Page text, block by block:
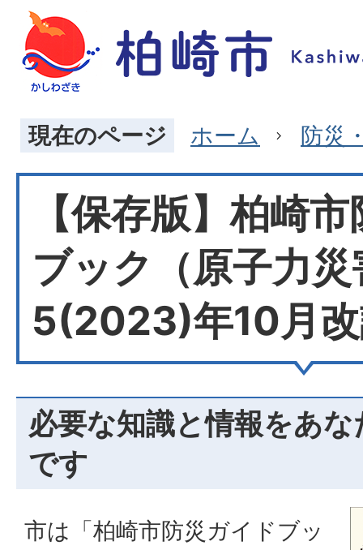
現在のページ ホーム 防災
【保存版】柏崎
ブック（原子力
5(2023)年10月
必要な知識と情報をあ
です
市は「柏崎市防災ガイドブッ